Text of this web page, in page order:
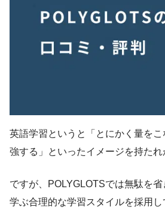
英語学習というと「とにかく量を
強する」といったイメージを持たれ
ですが、POLYGLOTSでは無駄を
学ぶ合理的な学習スタイルを採用し